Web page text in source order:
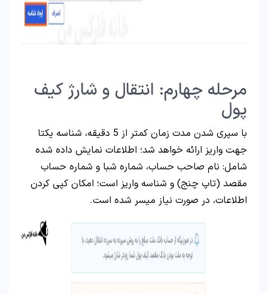
مرحله چهارم: انتقال و شارژ کیف
پول
با سپری شدن مدت زمان کمتر از 5 دقیقه، شناسه یکتا
جهت واریز ارائه خواهد شد؛ اطلاعات نمایش داده شده
شامل: نام صاحب حساب، شماره شبا و شماره حساب
مقصد (تاپ چنج) و شناسه واریز است؛ امکان کپی کردن
اطلاعات، در صورت نیاز میسر شده است.